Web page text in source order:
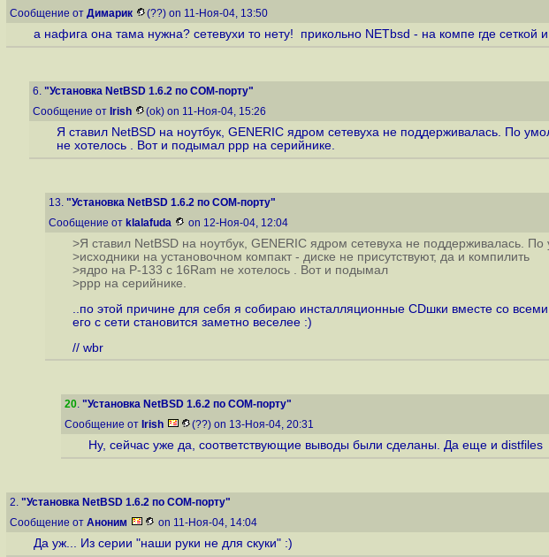
Сообщение от Димарик (??) on 11-Ноя-04, 13:50
а нафига она тама нужна? сетевухи то нету! прикольно NETbsd - на компе где сеткой
6. "Установка NetBSD 1.6.2 по COM-порту"
Сообщение от Irish (ok) on 11-Ноя-04, 15:26
Я ставил NetBSD на ноутбук, GENERIC ядром сетевуха не поддерживалась. По
не хотелось . Вот и подымал ppp на серийнике.
13. "Установка NetBSD 1.6.2 по COM-порту"
Сообщение от klalafuda on 12-Ноя-04, 12:04
>Я ставил NetBSD на ноутбук, GENERIC ядром сетевуха не поддерживалась.
>исходники на установочном компакт - диске не присутствуют, да и компилить
>ядро на P-133 с 16Ram не хотелось . Вот и подымал
>ppp на серийнике.
..по этой причине для себя я собираю инсталляционные CDшки вместе со
его с сети становится заметно веселее :)
// wbr
20. "Установка NetBSD 1.6.2 по COM-порту"
Сообщение от Irish (??) on 13-Ноя-04, 20:31
Ну, сейчас уже да, соответствующие выводы были сделаны. Да еще и
2. "Установка NetBSD 1.6.2 по COM-порту"
Сообщение от Аноним on 11-Ноя-04, 14:04
Да уж... Из серии "наши руки не для скуки" :)